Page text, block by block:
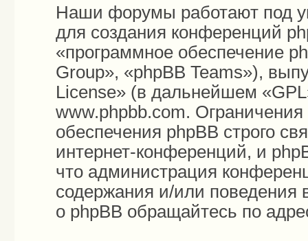
Наши форумы работают под
для создания конференций
«программное обеспечение
Group», «phpBB Teams»),
License» (в дальнейшем
www.phpbb.com.
обеспечения phpBB строго
интернет-конференций, и
что администрация
содержания и/или
о phpBB обращайтесь по